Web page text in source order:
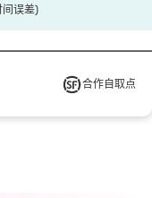
误差)
合作自取点